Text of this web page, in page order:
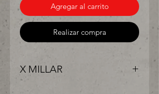
Agregar al carrito
Realizar compra
X MILLAR